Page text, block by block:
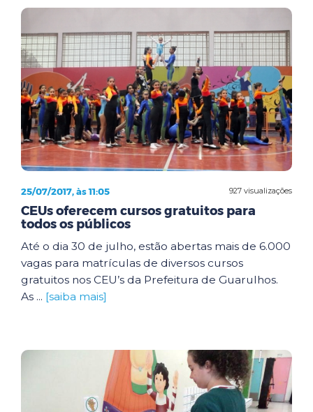
927 visualizações
25/07/2017, às 11:05
CEUs oferecem cursos gratuitos para
todos os públicos
Até o dia 30 de julho, estão abertas mais de 6.000
vagas para matrículas de diversos cursos
gratuitos nos CEU’s da Prefeitura de Guarulhos.
As ... [saiba mais]